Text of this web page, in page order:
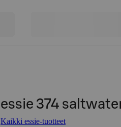
essie 374
Kaikki essie-tuotteet